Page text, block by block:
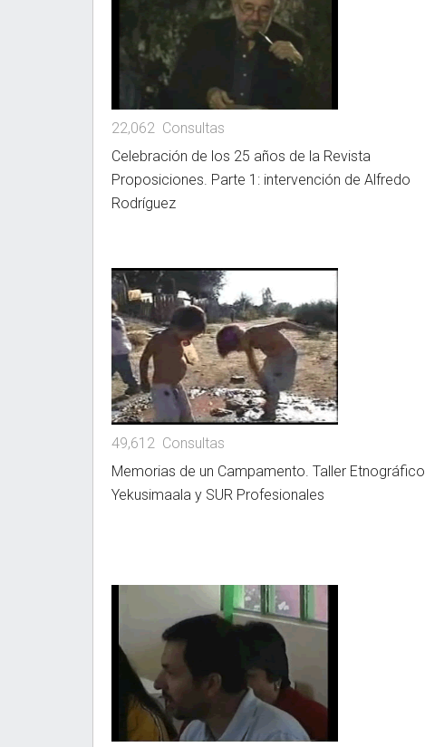
22,062 Consultas
Celebración de los 25 años de la Revista
Proposiciones. Parte 1: intervención de Alfredo
Rodríguez
49,612 Consultas
Memorias de un Campamento. Taller Etnográfico
Yekusimaala y SUR Profesionales